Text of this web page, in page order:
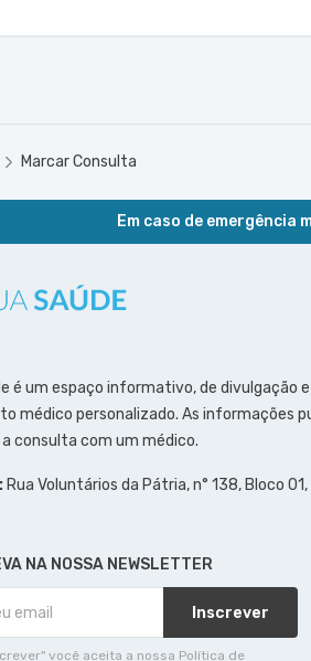
Marcar Consulta
Em caso de
canal
no Instagram
no Facebook
gente no Pinterest
é um espaço informativo, de
médico personalizado. As informações
consulta com um médico.
Rua Voluntários da Pátria, n° 138, Bloco
NA NOSSA NEWSLETTER
Inscrever
você aceita a nossa Política de